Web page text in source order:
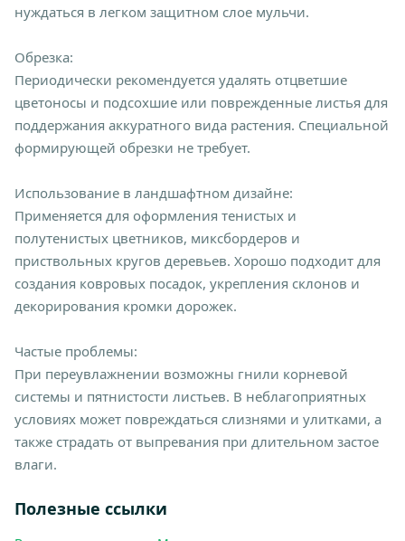
нуждаться в легком защитном слое мульчи.
Обрезка:
Периодически рекомендуется удалять отцветшие
цветоносы и подсохшие или поврежденные листья для
поддержания аккуратного вида растения. Специальной
формирующей обрезки не требует.
Использование в ландшафтном дизайне:
Применяется для оформления тенистых и
полутенистых цветников, миксбордеров и
приствольных кругов деревьев. Хорошо подходит для
создания ковровых посадок, укрепления склонов и
декорирования кромки дорожек.
Частые проблемы:
При переувлажнении возможны гнили корневой
системы и пятнистости листьев. В неблагоприятных
условиях может повреждаться слизнями и улитками, а
также страдать от выпревания при длительном застое
влаги.
Полезные ссылки